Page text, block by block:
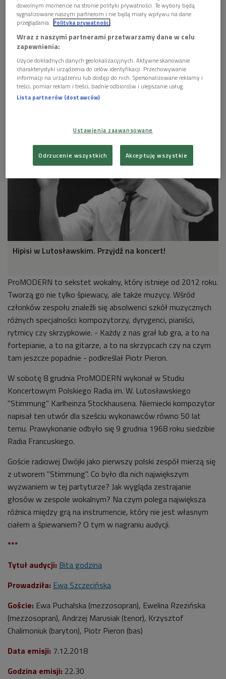
Zespół ProMODERN Foto: materiały prom./Kinga Karpati
Hipisi w Lutosławskim. Przyjdź na koncert!
ProMODERN to sekstet wokalny, który istnieje od 2012 roku.
Tworzą go nie tylko śpiewacy, ale także muzycy. Wśród
członków zespołu znaleźli się absolwenci szkół muzycznych
różnych specjalności: kompozytorzy, dyrygenci, pianiści,
rytmicy czy skrzypkowie. - Każdy z nas grał lub gra, a to na
fortepianie, a to na gitarze, a to na skrzypcach czy na czym
tam jeszcze popadnie - podkreślał Piotr Pieron.
W sobotę 8 grudnia ProMODERN wykonałw Studiu
Koncertowym Polskiego Radia im. W. Lutosławskiego
"Stimmung" Karlheinza Stockhausena. Niemiecki kompozytor
napisał ten utwór dla sześciu wykonawców równo 50 lat
temu. Prawykonanie odbyło się 9 grudnia 1968 roku siedzibie
Radia Francuskiego.
Goście radiowej Dwójki jako pierwszy polski zespół mierzą się
z utworem "Stimmung". Co było dla nich największym
wyzwaniem w tej partyturze? Jak wygląda zestrajanie
głosów w zespole wokalnym? Na czym polega największa
różnica między grą na instrumencie, który nie jest własnym
ciałem a śpiewaniem? O tym w nagraniu audycji.
***
Tytuł audycji: Bita godzina
Prowadziła: Ewa Szczecińska
Goście: Ewa Puchalska (mezzosopran), Ewelina Rzezińska
(mezzosopran), Andrzej Marusiak (tenor), Krzysztof
Chalimoniuk (baryton), Piotr Pieron (bas)
Data emisji: 7.12.2018
Godzina emisji: 22.30
dowolnym momencie na stronie polityki prywatności. Te wybory będą
sygnalizowane naszym partnerom i nie będą miały wpływu na dane
przeglądania. Polityka prywatności
Wraz z naszymi partnerami przetwarzamy dane w celu
zapewnienia:
Użycie dokładnych danych geolokalizacyjnych. Aktywne skanowanie
charakterystyki urządzenia do celów identyfikacji. Przechowywanie
informacji na urządzeniu lub dostęp do nich. Spersonalizowane reklamy i
treści, pomiar reklam i treści, badnie odbiorców i ulepszanie usług.
Lista partnerów (dostawców)
Ustawienia zaawansowane
Odrzucenie wszystkich Akceptuję wszystkie